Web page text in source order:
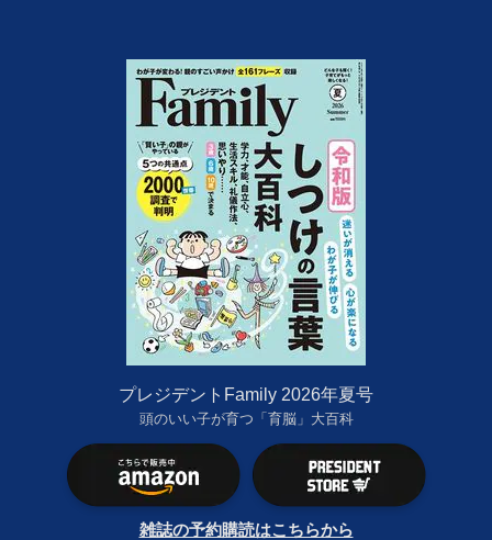
プレジデントFamily 2026年夏号
頭のいい子が育つ「育脳」大百科
雑誌の予約購読はこちらから